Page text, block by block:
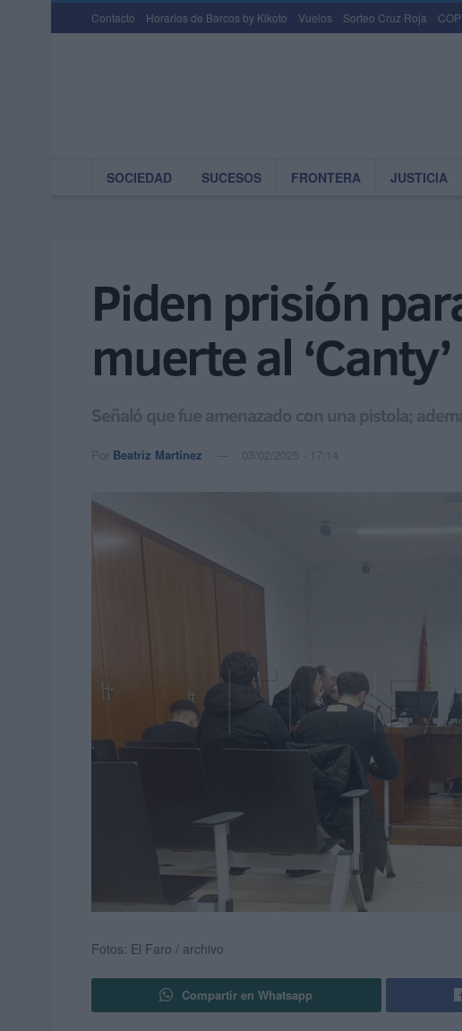
Contacto Horarios de Barcos by Kikoto Vuelos Sorteo Cruz Roja
SOCIEDAD SUCESOS FRONTERA JUSTICIA
Piden prisión
muerte al ‘Canty’
Señaló que fue amenazado con una pistola;
Por Beatriz Martínez 03/02/2025 - 17:14
Fotos: El Faro / archivo
Compartir en Whatsapp